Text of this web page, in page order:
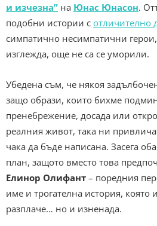
и изчезна” на Юнас Юнасон.
подобни истории с отличително
симпатично несимпатични
изглежда, още не са се уморили.
Убедена съм, че някоя
защо образи, които бихме
пренебрежение, досада или
реалния живот, така ни
чака да бъде написана. Засега
план, защото вместо това
Елинор Олифант – поредния
име и трогателна история, която
разплаче… но и изненада.